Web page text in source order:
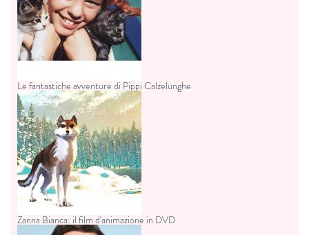
Le fantastiche avventure di Pippi Calzelunghe
Zanna Bianca: il film d'animazione in DVD